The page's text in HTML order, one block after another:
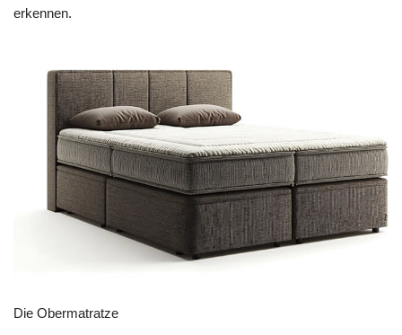
erkennen.
Die Obermatratze